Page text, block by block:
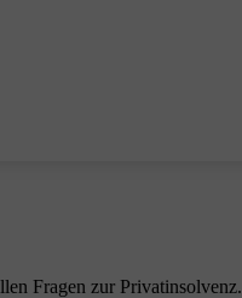
Fragen zur Privatinsolvenz.